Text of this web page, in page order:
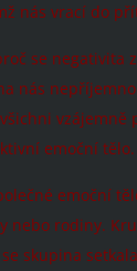
nás vrací do
se negativita
nás
vzájemně
emoční tělo.
emoční
nebo rodiny.
skupina